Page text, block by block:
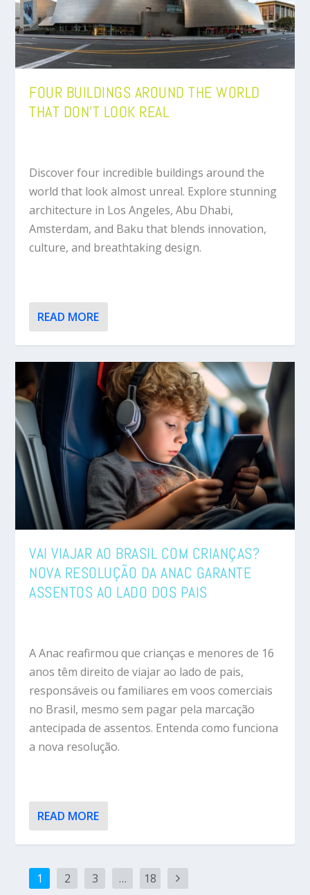
FOUR BUILDINGS AROUND THE WORLD
THAT DON’T LOOK REAL
Discover four incredible buildings around the
world that look almost unreal. Explore stunning
architecture in Los Angeles, Abu Dhabi,
Amsterdam, and Baku that blends innovation,
culture, and breathtaking design.
READ MORE
VAI VIAJAR AO BRASIL COM CRIANÇAS?
NOVA RESOLUÇÃO DA ANAC GARANTE
ASSENTOS AO LADO DOS PAIS
A Anac reafirmou que crianças e menores de 16
anos têm direito de viajar ao lado de pais,
responsáveis ou familiares em voos comerciais
no Brasil, mesmo sem pagar pela marcação
antecipada de assentos. Entenda como funciona
a nova resolução.
READ MORE
1 2 3 … 18